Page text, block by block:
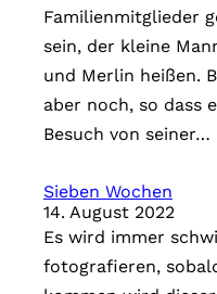
Familienmitglieder
sein, der kleine
und Merlin heißen.
aber noch, so dass
Besuch von seiner…
Sieben Wochen
14. August 2022
Es wird immer
fotografieren,